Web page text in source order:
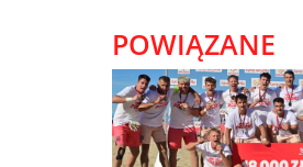
POWIĄZANE